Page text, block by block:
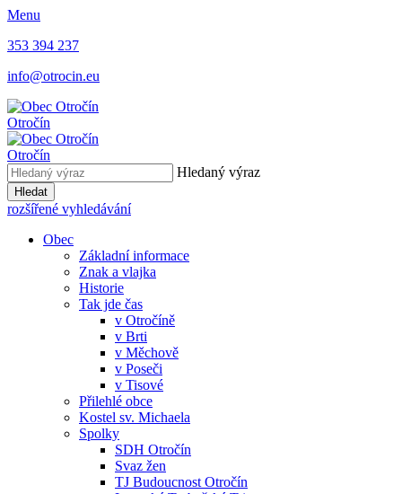
Menu
353 394 237
info@otrocin.eu
Otročín
Otročín
Hledaný výraz
Hledat
rozšířené vyhledávání
Obec
Základní informace
Znak a vlajka
Historie
Tak jde čas
v Otročíně
v Brti
v Měchově
v Poseči
v Tisové
Přilehlé obce
Kostel sv. Michaela
Spolky
SDH Otročín
Svaz žen
TJ Budoucnost Otročín